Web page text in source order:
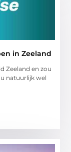
in Zeeland
Zeeland en zou
natuurlijk wel